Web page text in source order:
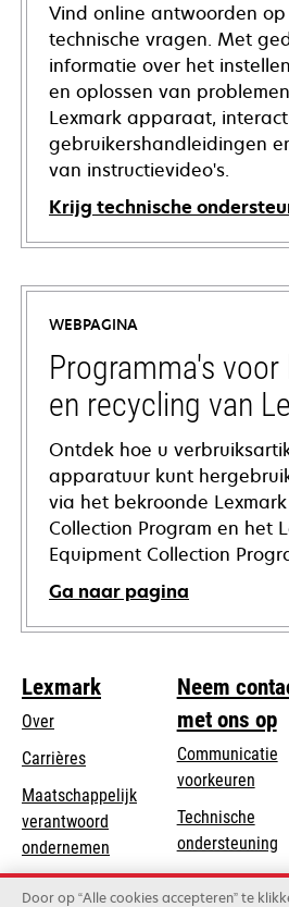
Vind online antwoorden
technische vragen. Met
informatie over het
en oplossen van
Lexmark apparaat,
gebruikershandleidingen
van instructievideo's.
Krijg technische
opens
in
new
tab
WEBPAGINA
Programma's
en recycling van
Ontdek hoe u
apparatuur kunt
via het bekroonde
Collection Program en het
Equipment Collection
Ga naar pagina
Lexmark
Over
Carrières
Maatschappelijk
verantwoord
ondernemen
in
a
Duurzaamheid
Neem
met ons op
Communicatie
voorkeuren
Technische
ondersteuning
in
a
Product
Door op “Alle cookies accepteren” te